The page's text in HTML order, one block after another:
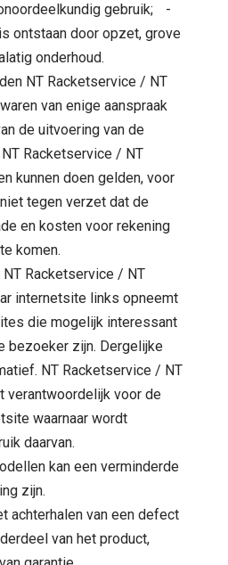
gebruik; -
ontstaan door opzet, grove
onderhoud.
NT Racketservice / NT
van enige aanspraak
de uitvoering van de
Racketservice / NT
kunnen doen gelden, voor
tegen verzet dat de
en kosten voor rekening
komen.
Racketservice / NT
internetsite links opneemt
die mogelijk interessant
bezoeker zijn. Dergelijke
NT Racketservice / NT
verantwoordelijk voor de
waarnaar wordt
daarvan.
kan een verminderde
zijn.
achterhalen van een defect
van het product,